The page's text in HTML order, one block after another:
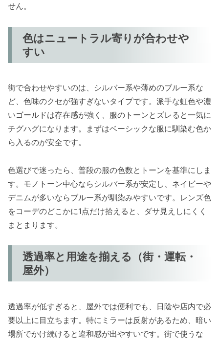
せん。
色はニュートラル寄りが合わせや
すい
街で合わせやすいのは、シルバー系や薄めのブルー系な
ど、色味のクセが強すぎないタイプです。派手な虹色や濃
いゴールドは存在感が強く、服のトーンとズレると一気に
チグハグになります。まずはベーシックな服に馴染む色か
ら入るのが安全です。
色選びで迷ったら、普段の服の色数とトーンを基準にしま
す。モノトーン中心ならシルバー系が安定し、ネイビーや
デニムが多いならブルー系が馴染みやすいです。レンズ色
をコーデのどこかに1点だけ拾えると、ダサ見えしにくく
まとまります。
透過率と用途を揃える（街・運転・
屋外）
透過率が低すぎると、屋外では便利でも、日陰や店内で必
要以上に目立ちます。特にミラーは反射があるため、暗い
場所でかけ続けると違和感が出やすいです。街で使うな